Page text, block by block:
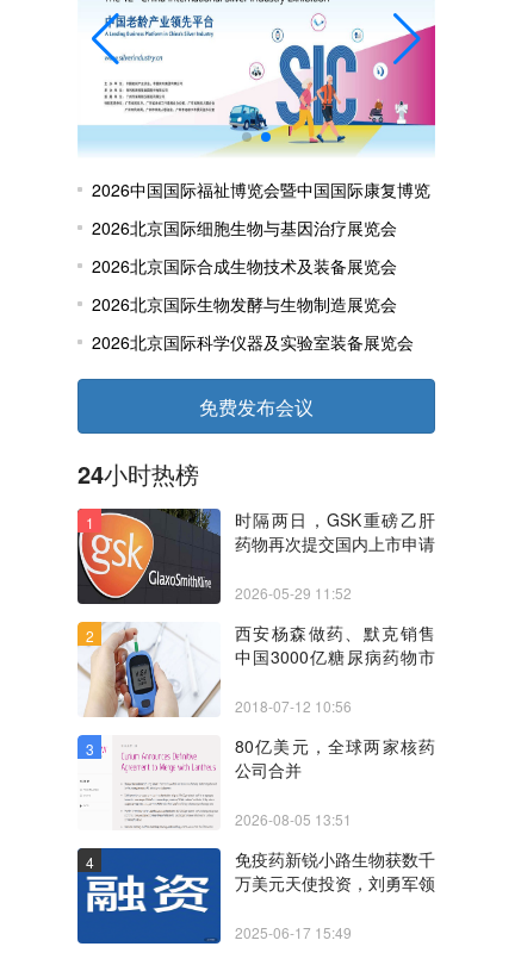
2026中国国际福祉博览会暨中国国际康复博览
会
2026北京国际细胞生物与基因治疗展览会
2026北京国际合成生物技术及装备展览会
2026北京国际生物发酵与生物制造展览会
2026北京国际科学仪器及实验室装备展览会
免费发布会议
24小时热榜
1
时隔两日，GSK重磅乙肝
药物再次提交国内上市申请
2026-05-29 11:52
2
西安杨森做药、默克销售
中国3000亿糖尿病药物市
2018-07-12 10:56
3
80亿美元，全球两家核药
公司合并
2026-08-05 13:51
4
免疫药新锐小路生物获数千
万美元天使投资，刘勇军领
2025-06-17 15:49